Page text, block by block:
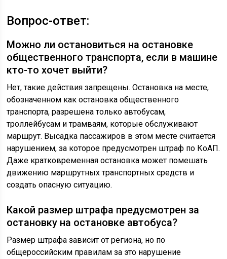
Вопрос-ответ:
Можно ли остановиться на остановке
общественного транспорта, если в машине
кто-то хочет выйти?
Нет, такие действия запрещены. Остановка на месте,
обозначенном как остановка общественного
транспорта, разрешена только автобусам,
троллейбусам и трамваям, которые обслуживают
маршрут. Высадка пассажиров в этом месте считается
нарушением, за которое предусмотрен штраф по КоАП.
Даже кратковременная остановка может помешать
движению маршрутных транспортных средств и
создать опасную ситуацию.
Какой размер штрафа предусмотрен за
остановку на остановке автобуса?
Размер штрафа зависит от региона, но по
общероссийским правилам за это нарушение